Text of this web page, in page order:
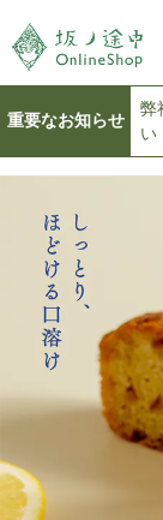
重要なお知らせ
弊
い